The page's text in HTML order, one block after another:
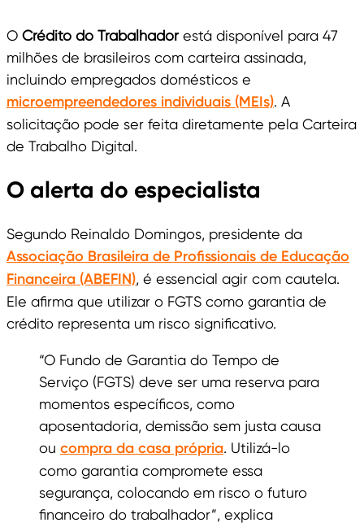
O Crédito do Trabalhador está disponível para 47
milhões de brasileiros com carteira assinada,
incluindo empregados domésticos e
microempreendedores individuais (MEIs). A
solicitação pode ser feita diretamente pela Carteira
de Trabalho Digital.
O alerta do especialista
Segundo Reinaldo Domingos, presidente da
Associação Brasileira de Profissionais de Educação
Financeira (ABEFIN), é essencial agir com cautela.
Ele afirma que utilizar o FGTS como garantia de
crédito representa um risco significativo.
“O Fundo de Garantia do Tempo de
Serviço (FGTS) deve ser uma reserva para
momentos específicos, como
aposentadoria, demissão sem justa causa
ou compra da casa própria. Utilizá-lo
como garantia compromete essa
segurança, colocando em risco o futuro
financeiro do trabalhador”, explica